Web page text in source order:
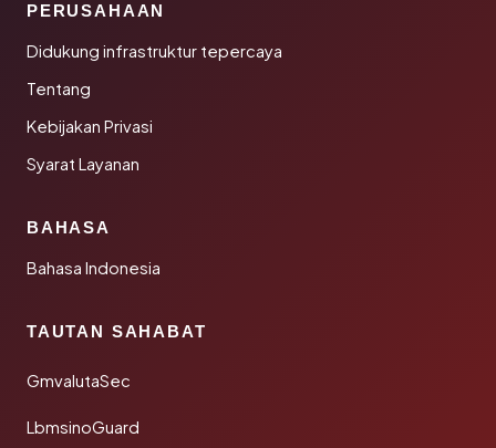
PERUSAHAAN
Didukung infrastruktur tepercaya
Tentang
Kebijakan Privasi
Syarat Layanan
BAHASA
Bahasa Indonesia
TAUTAN SAHABAT
GmvalutaSec
LbmsinoGuard